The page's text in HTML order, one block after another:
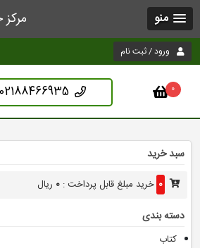
منو
ورود / ثبت نام
0
02188466935
سبد خرید
0 خرید مبلغ قابل پرداخت : 0 ریال
دسته بندی
کتاب